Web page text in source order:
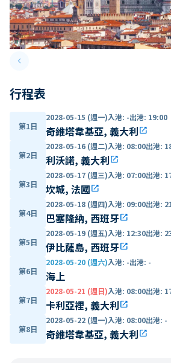
keyboard_arrow_leftPrevious slide
行程表
第1日
2028-05-15 (週一)入港: -出港: 19:00
奇維塔韋基亞, 義大利open_in_new
第2日
2028-05-16 (週二)入港: 08:00出港:
利沃諾, 義大利open_in_new
第3日
2028-05-17 (週三)入港: 07:00出港:
坎城, 法國open_in_new
第4日
2028-05-18 (週四)入港: 09:00出港:
巴塞隆納, 西班牙open_in_new
第5日
2028-05-19 (週五)入港: 12:30出港:
伊比薩島, 西班牙open_in_new
第6日
2028-05-20 (週六)入港: -出港: -
海上
第7日
2028-05-21 (週日)入港: 08:00出港:
卡利亞裡, 義大利open_in_new
第8日
2028-05-22 (週一)入港: 08:00出港: -
奇維塔韋基亞, 義大利open_in_new